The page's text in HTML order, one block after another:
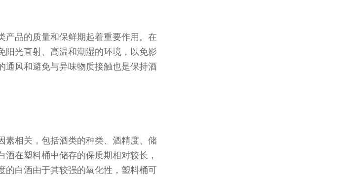
产品的质量和保鲜期起着重要作用。在
阳光直射、高温和潮湿的环境，以免影
通风和避免与异味物质接触也是保持酒
素相关，包括酒类的种类、酒精度、储
在塑料桶中储存的保质期相对较长，
的白酒由于其较强的氧化性，塑料桶可